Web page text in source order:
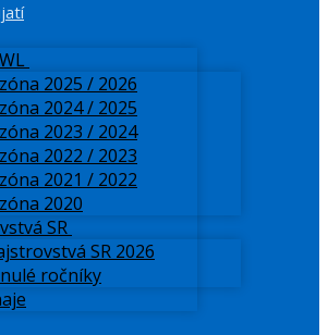
2025 / 2026
2024 / 2025
2023 / 2024
2022 / 2023
2021 / 2022
2020
SR
SR 2026
ročníky